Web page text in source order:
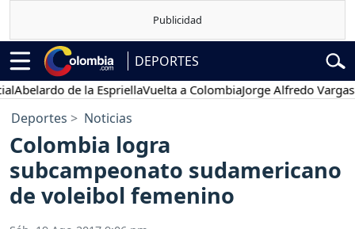
DEPORTES
de la EspriellaVuelta a ColombiaJorge Alfredo Vargas
Deportes Noticias
Colombia logra
subcampeonato sudamericano
de voleibol femenino